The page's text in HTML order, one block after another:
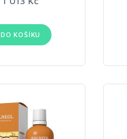
DO KOŠÍKU